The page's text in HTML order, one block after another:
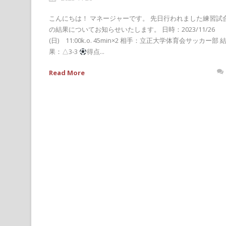
こんにちは！ マネージャーです。 先日行われました練習試
の結果についてお知らせいたします。 日時：2023/11/26
(日) 11:00k.o. 45min×2 相手：立正大学体育会サッカー部 結
果：△3-3
得点...
Read More